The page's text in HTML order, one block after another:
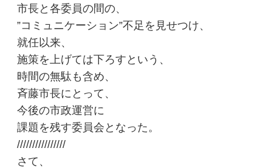
市長と各委員の間の、
”コミュニケーション”不足を見せつけ、
就任以来、
施策を上げては下ろすという、
時間の無駄も含め、
斉藤市長にとって、
今後の市政運営に
課題を残す委員会となった。
////////////////
さて、